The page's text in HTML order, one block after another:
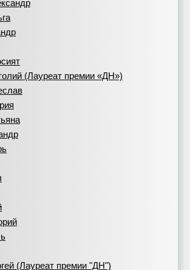
(Лауреат премии «ДН»)
(Лауреат премии "ДН")